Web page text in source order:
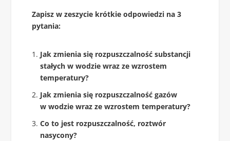
Zapisz w zeszycie krótkie odpowiedzi na 3
pytania:
Jak zmienia się rozpuszczalność substancji
stałych w wodzie wraz ze wzrostem
temperatury?
Jak zmienia się rozpuszczalność gazów
w wodzie wraz ze wzrostem temperatury?
Co to jest rozpuszczalność, roztwór
nasycony?